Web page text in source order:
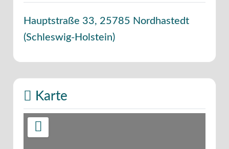
Hauptstraße 33, 25785 Nordhastedt
(Schleswig-Holstein)
Karte